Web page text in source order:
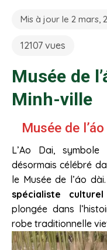
Mis à jour le 2 mars,
12107 vues
Musée de
Minh-ville
Musée de
L’Ao Dai,
désormais célébré
le Musée de l’áo
spécialiste culturel
plongée dans
robe traditionnelle